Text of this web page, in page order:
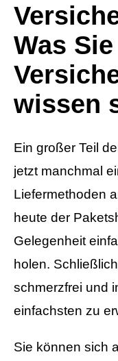
Was
wissen
Ein großer Teil
jetzt manchmal
Liefermethoden
heute der
Gelegenheit
holen.
schmerzfrei und
einfachsten zu
Sie können sich